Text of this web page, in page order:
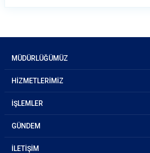
MÜDÜRLÜĞÜMÜZ
HİZMETLERİMİZ
İŞLEMLER
GÜNDEM
İLETİŞİM